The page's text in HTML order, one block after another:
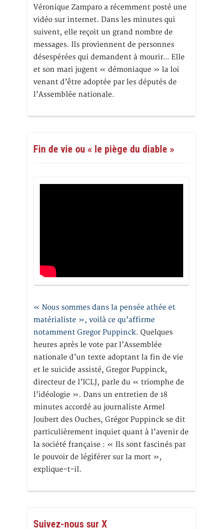
Véronique Zamparo a récemment posté une
vidéo sur internet. Dans les minutes qui
suivent, elle reçoit un grand nombre de
messages. Ils proviennent de personnes
désespérées qui demandent à mourir… Elle
et son mari jugent « démoniaque » la loi
venant d’être adoptée par les députés de
l’Assemblée nationale.
Fin de vie ou « le piège du diable »
« Nous sommes dans la pensée athée et
matérialiste », voilà ce qu’affirme
notamment Gregor Puppinck. Quelques
heures après le vote par l’Assemblée
nationale d’un texte adoptant la fin de vie
et le suicide assisté, Gregor Puppinck,
directeur de l’ICLJ, parle du « triomphe de
l’idéologie ». Dans un entretien de 18
minutes accordé au journaliste Armel
Joubert des Ouches, Grégor Puppinck se dit
particulièrement inquiet quant à l’avenir de
la société française : « Ils sont fascinés par
le pouvoir de légiférer sur la mort »,
explique-t-il.
Suivez-nous sur X